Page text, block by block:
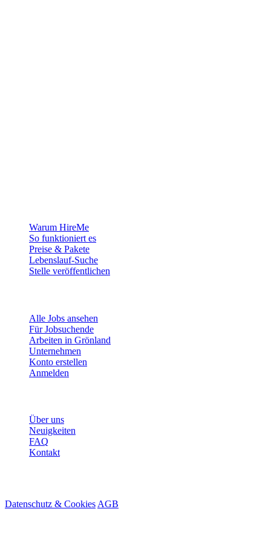
Warum HireMe
So funktioniert es
Preise & Pakete
Lebenslauf-Suche
Stelle veröffentlichen
Alle Jobs ansehen
Für Jobsuchende
Arbeiten in Grönland
Unternehmen
Konto erstellen
Anmelden
Über uns
Neuigkeiten
FAQ
Kontakt
Datenschutz & Cookies AGB